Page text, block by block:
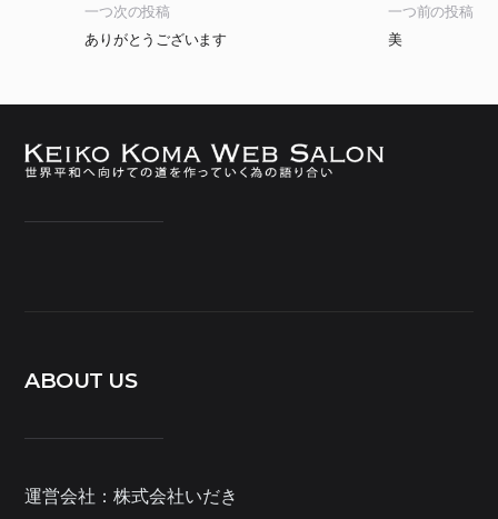
一つ前の投稿
美
一つ次の投稿
ありがとうございます
ABOUT US
運営会社：株式会社いだき